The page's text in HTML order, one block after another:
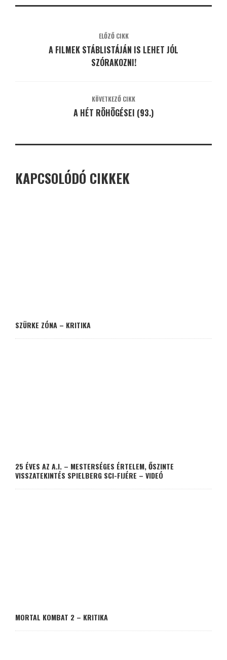
ELŐZŐ CIKK
A FILMEK STÁBLISTÁJÁN IS LEHET JÓL
SZÓRAKOZNI!
KÖVETKEZŐ CIKK
A HÉT RÖHÖGÉSEI (93.)
KAPCSOLÓDÓ CIKKEK
SZÜRKE ZÓNA – KRITIKA
25 ÉVES AZ A.I. – MESTERSÉGES ÉRTELEM, ŐSZINTE
VISSZATEKINTÉS SPIELBERG SCI-FIJÉRE – VIDEÓ
MORTAL KOMBAT 2 – KRITIKA